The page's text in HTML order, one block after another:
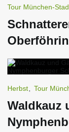
Tour München-
Herbst Tour
Waldkauz